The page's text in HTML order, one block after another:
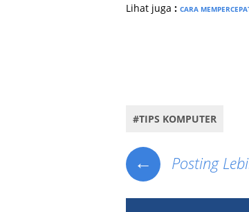
Lihat juga : CARA
#TIPS KOMPUTER
← Posting